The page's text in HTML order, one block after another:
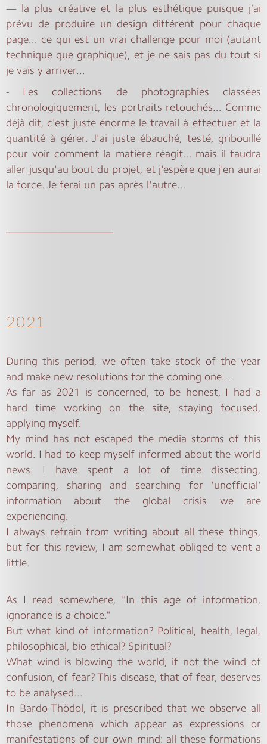
— la plus créative et la plus esthétique puisque j’ai
prévu de produire un design différent pour chaque
page... ce qui est un vrai challenge pour moi (autant
technique que graphique), et je ne sais pas du tout si
je vais y arriver...
- Les collections de photographies classées
chronologiquement, les portraits retouchés... Comme
déjà dit, c'est juste énorme le travail à effectuer et la
quantité à gérer. J'ai juste ébauché, testé, gribouillé
pour voir comment la matière réagit... mais il faudra
aller jusqu'au bout du projet, et j'espère que j'en aurai
la force. Je ferai un pas après l'autre...
2021
During this period, we often take stock of the year
and make new resolutions for the coming one...
As far as 2021 is concerned, to be honest, I had a
hard time working on the site, staying focused,
applying myself.
My mind has not escaped the media storms of this
world. I had to keep myself informed about the world
news. I have spent a lot of time dissecting,
comparing, sharing and searching for 'unofficial'
information about the global crisis we are
experiencing.
I always refrain from writing about all these things,
but for this review, I am somewhat obliged to vent a
little.
As I read somewhere, "In this age of information,
ignorance is a choice."
But what kind of information? Political, health, legal,
philosophical, bio-ethical? Spiritual?
What wind is blowing the world, if not the wind of
confusion, of fear? This disease, that of fear, deserves
to be analysed...
In Bardo-Thödol, it is prescribed that we observe all
those phenomena which appear as expressions or
manifestations of our own mind: all these formations